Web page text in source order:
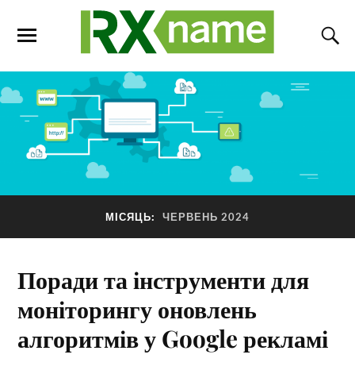
МІСЯЦЬ: ЧЕРВЕНЬ 2024
Поради та інструменти для
моніторингу оновлень
алгоритмів у Google рекламі